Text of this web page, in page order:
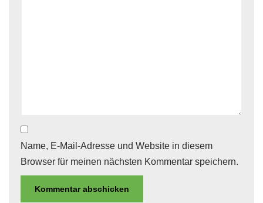
Name, E-Mail-Adresse und Website in diesem
Browser für meinen nächsten Kommentar speichern.